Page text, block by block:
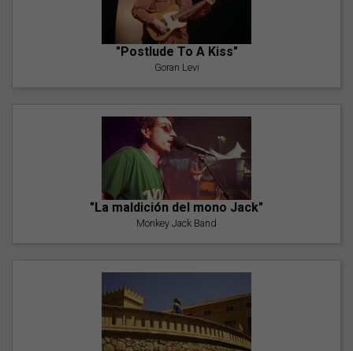
"Postlude To A Kiss"
Goran Levi
"La maldición del mono Jack"
Monkey Jack Band